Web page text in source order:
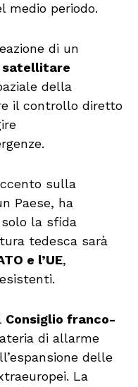
medio periodo.
di un
satellitare
della
il controllo diretto
sulla
Paese, ha
la sfida
tedesca sarà
e l’UE,
Consiglio franco-
di allarme
delle
La